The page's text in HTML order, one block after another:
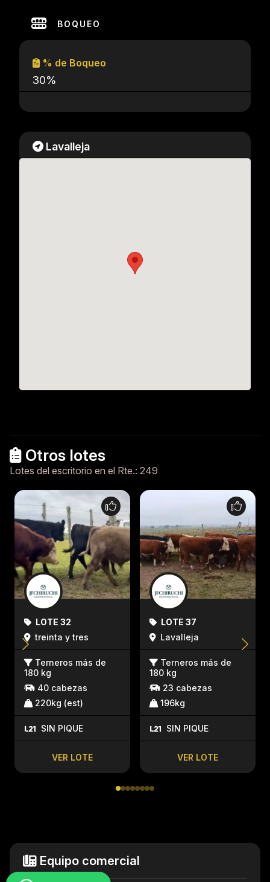
BOQUEO
% de Boqueo
30%
Lavalleja
Otros lotes
Lotes del escritorio en el Rte.: 249
LOTE 32
treinta y tres
Terneros más de
180 kg
40 cabezas
220kg (est)
SIN PIQUE
VER LOTE
LOTE 37
Lavalleja
Terneros más de
180 kg
23 cabezas
196kg
SIN PIQUE
VER LOTE
Equipo comercial